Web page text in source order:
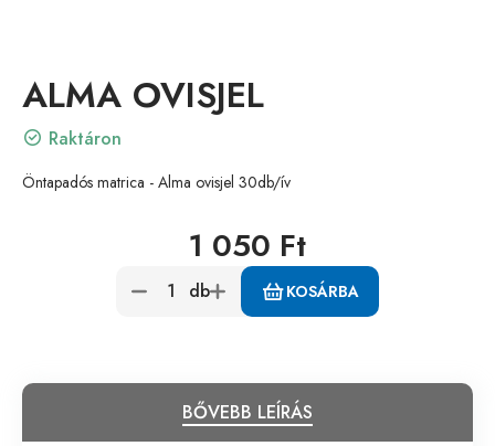
ALMA OVISJEL
Raktáron
Öntapadós matrica - Alma ovisjel 30db/ív
1 050 Ft
db KOSÁRBA
BŐVEBB LEÍRÁS